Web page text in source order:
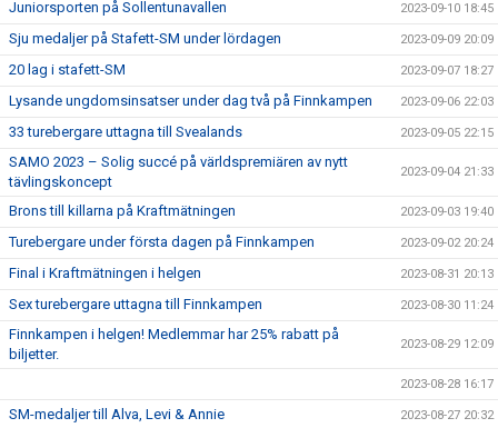
Juniorsporten på Sollentunavallen 2023-09-10 18:45
Sju medaljer på Stafett-SM under lördagen 2023-09-09 20:09
20 lag i stafett-SM 2023-09-07 18:27
Lysande ungdomsinsatser under dag två på Finnkampen 2023-09-06 22:03
33 turebergare uttagna till Svealands 2023-09-05 22:15
SAMO 2023 – Solig succé på världspremiären av nytt
tävlingskoncept
2023-09-04 21:33
Brons till killarna på Kraftmätningen 2023-09-03 19:40
Turebergare under första dagen på Finnkampen 2023-09-02 20:24
Final i Kraftmätningen i helgen 2023-08-31 20:13
Sex turebergare uttagna till Finnkampen 2023-08-30 11:24
Finnkampen i helgen! Medlemmar har 25% rabatt på
biljetter.
2023-08-29 12:09
2023-08-28 16:17
SM-medaljer till Alva, Levi & Annie 2023-08-27 20:32